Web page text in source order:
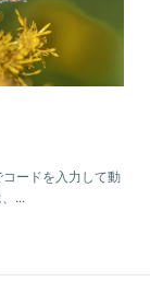
ードを入力して動
...